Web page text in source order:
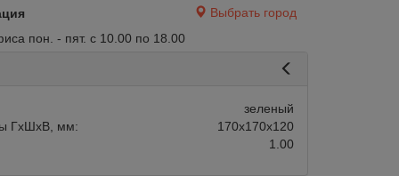
Выбрать город
пон. - пят. с 10.00 по 18.00
зеленый
ГхШхВ, мм:
170х170х120
1.00